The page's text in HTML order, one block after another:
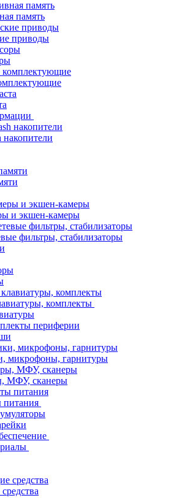
память
приводы
накопители
и экшен-камеры
фильтры, стабилизаторы
комплекты
периферии
микрофоны, гарнитуры
МФУ, сканеры